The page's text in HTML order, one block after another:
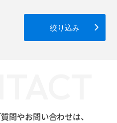
絞り込み
問やお問い合わせは、